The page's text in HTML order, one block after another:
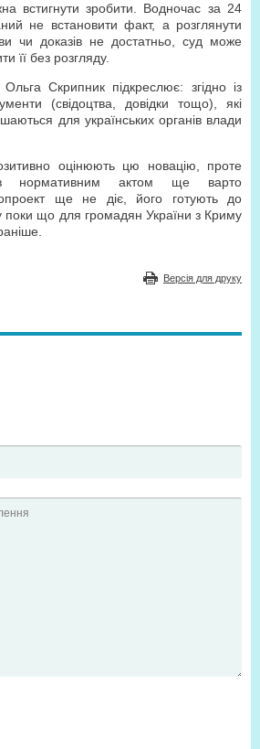
встигнути зробити. Водночас за 24
не встановити факт, а розглянути
чи доказів не достатньо, суд може
її без розгляду.
Скрипник підкреслює: згідно із
(свідоцтва, довідки тощо), які
для українських органів влади
оцінюють цю новацію, проте
нормативним актом ще варто
ще не діє, його готують до
поки що для громадян України з Криму
Версія для друку